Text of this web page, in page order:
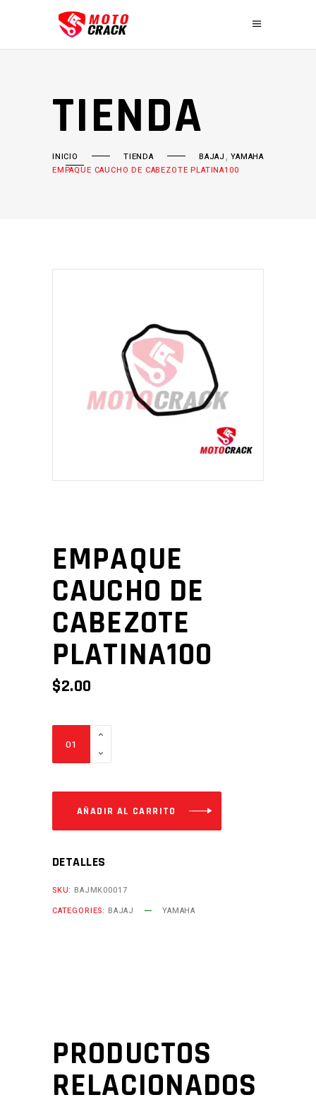
TIENDA
INICIO TIENDA BAJAJ ,YAMAHA
EMPAQUE CAUCHO DE CABEZOTE PLATINA100
EMPAQUE
CAUCHO DE
CABEZOTE
PLATINA100
$2.00
EMPAQUE
CABEZOTE
PLATINA100
Cantidad
AÑADIR AL CARRITO
DETALLES
SKU: BAJMK00017
CATEGORIES: BAJAJ YAMAHA
PRODUCTOS
RELACIONADOS